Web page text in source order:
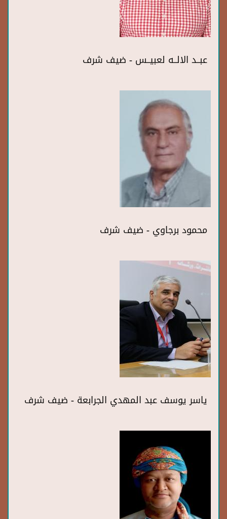
عبــد الالــه لعبيــس - ضيف شرف
محمود برجاوي - ضيف شرف
ياسر يوسف عبد المهدي الجرابعة - ضيف شرف